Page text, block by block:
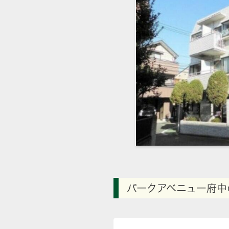
パークアベニュー府